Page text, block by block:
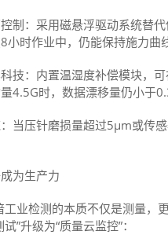
：采用磁悬浮驱动系统替代
小时作业中，仍能保持施力曲
：内置温湿度补偿模块，
4.5G时，数据漂移量仍小于
压针磨损量超过5μm或传感
为生产力
检测的本质不仅是测量，
”升级为“质量云监控”：